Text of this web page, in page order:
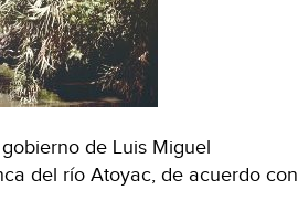
de Luis Miguel
del río Atoyac, de acuerdo con